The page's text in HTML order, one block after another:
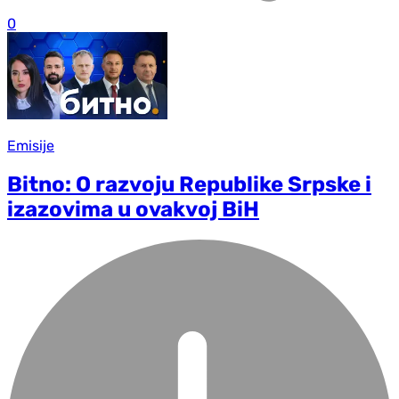
0
Emisije
Bitno: O razvoju Republike Srpske i
izazovima u ovakvoj BiH